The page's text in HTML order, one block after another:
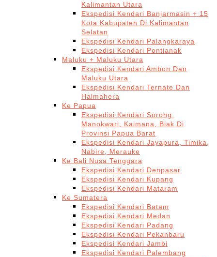
Kalimantan Utara
Ekspedisi Kendari Banjarmasin + 15
Kota Kabupaten Di Kalimantan
Selatan
Ekspedisi Kendari Palangkaraya
Ekspedisi Kendari Pontianak
Maluku + Maluku Utara
Ekspedisi Kendari Ambon Dan
Maluku Utara
Ekspedisi Kendari Ternate Dan
Halmahera
Ke Papua
Ekspedisi Kendari Sorong,
Manokwari, Kaimana, Biak Di
Provinsi Papua Barat
Ekspedisi Kendari Jayapura, Timika,
Nabire, Merauke
Ke Bali Nusa Tenggara
Ekspedisi Kendari Denpasar
Ekspedisi Kendari Kupang
Ekspedisi Kendari Mataram
Ke Sumatera
Ekspedisi Kendari Batam
Ekspedisi Kendari Medan
Ekspedisi Kendari Padang
Ekspedisi Kendari Pekanbaru
Ekspedisi Kendari Jambi
Ekspedisi Kendari Palembang